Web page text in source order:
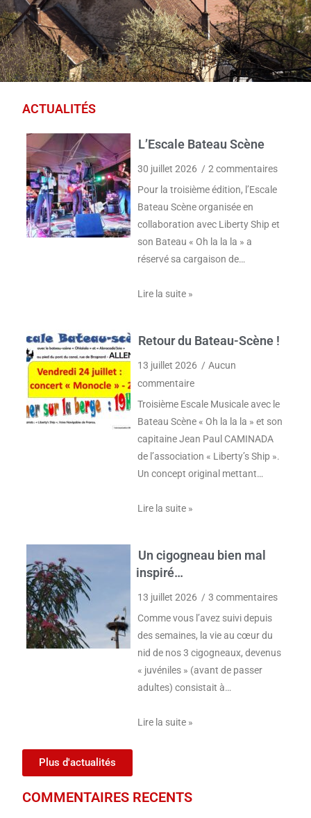
ACTUALITÉS
L’Escale Bateau Scène
30 juillet 2026
2 commentaires
Pour la troisième édition, l’Escale
Bateau Scène organisée en
collaboration avec Liberty Ship et
son Bateau « Oh la la la » a
réservé sa cargaison de…
Lire la suite »
Retour du Bateau-Scène !
13 juillet 2026
Aucun
commentaire
Troisième Escale Musicale avec le
Bateau Scène « Oh la la la » et son
capitaine Jean Paul CAMINADA
de l’association « Liberty’s Ship ».
Un concept original mettant…
Lire la suite »
Un cigogneau bien mal
inspiré…
13 juillet 2026
3 commentaires
Comme vous l’avez suivi depuis
des semaines, la vie au cœur du
nid de nos 3 cigogneaux, devenus
« juvéniles » (avant de passer
adultes) consistait à…
Lire la suite »
Plus d'actualités
COMMENTAIRES RECENTS